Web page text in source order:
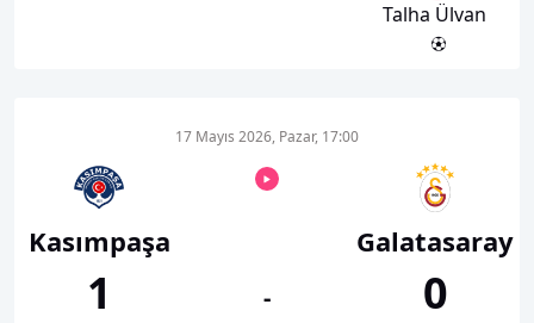
Talha Ülvan
Kasımpaşa
1
17 Mayıs 2026, Pazar, 17:00
-
Galatasaray
0